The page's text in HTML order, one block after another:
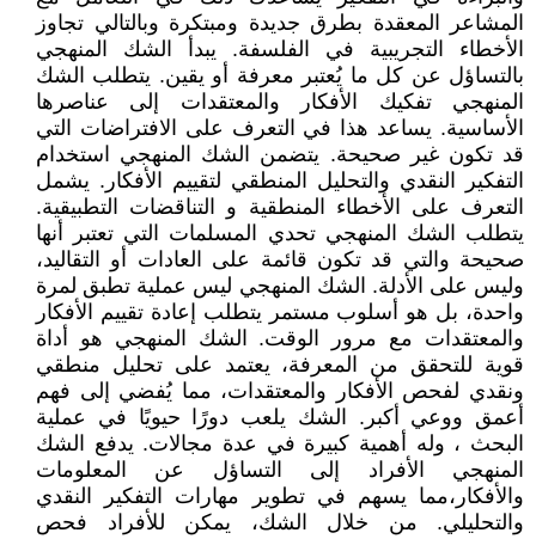
المشاعر المعقدة بطرق جديدة ومبتكرة وبالتالي تجاوز
الأخطاء التجريبية في الفلسفة. يبدأ الشك المنهجي
بالتساؤل عن كل ما يُعتبر معرفة أو يقين. يتطلب الشك
المنهجي تفكيك الأفكار والمعتقدات إلى عناصرها
الأساسية. يساعد هذا في التعرف على الافتراضات التي
قد تكون غير صحيحة. يتضمن الشك المنهجي استخدام
التفكير النقدي والتحليل المنطقي لتقييم الأفكار. يشمل
التعرف على الأخطاء المنطقية و التناقضات التطبيقية.
يتطلب الشك المنهجي تحدي المسلمات التي تعتبر أنها
صحيحة والتي قد تكون قائمة على العادات أو التقاليد،
وليس على الأدلة. الشك المنهجي ليس عملية تطبق لمرة
واحدة، بل هو أسلوب مستمر يتطلب إعادة تقييم الأفكار
والمعتقدات مع مرور الوقت. الشك المنهجي هو أداة
قوية للتحقق من المعرفة، يعتمد على تحليل منطقي
ونقدي لفحص الأفكار والمعتقدات، مما يُفضي إلى فهم
أعمق ووعي أكبر. الشك يلعب دورًا حيويًا في عملية
البحث ، وله أهمية كبيرة في عدة مجالات. يدفع الشك
المنهجي الأفراد إلى التساؤل عن المعلومات
والأفكار،مما يسهم في تطوير مهارات التفكير النقدي
والتحليلي. من خلال الشك، يمكن للأفراد فحص